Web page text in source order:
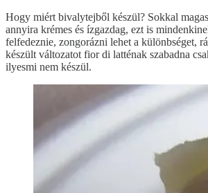
Hogy miért bivalytejből készül? Sokkal
annyira krémes és ízgazdag, ezt is
felfedeznie, zongorázni lehet a különbséget,
készült változatot fior di latténak szabadna
ilyesmi nem készül.